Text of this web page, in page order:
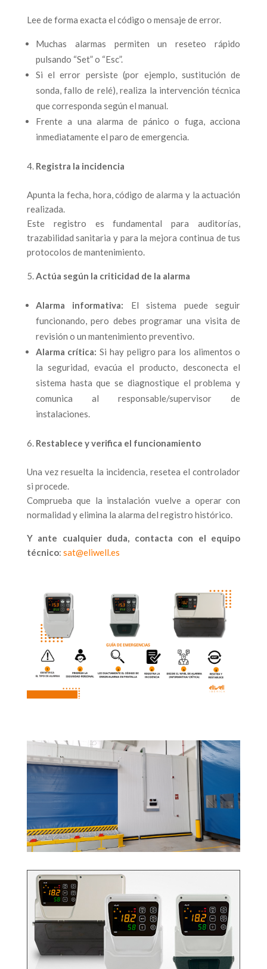
Lee de forma exacta el código o mensaje de error.
Muchas alarmas permiten un reseteo rápido
pulsando “Set” o “Esc”.
Si el error persiste (por ejemplo, sustitución de
sonda, fallo de relé), realiza la intervención técnica
que corresponda según el manual.
Frente a una alarma de pánico o fuga, acciona
inmediatamente el paro de emergencia.
Registra la incidencia
Apunta la fecha, hora, código de alarma y la actuación
realizada.
Este registro es fundamental para auditorías,
trazabilidad sanitaria y para la mejora continua de tus
protocolos de mantenimiento.
Actúa según la criticidad de la alarma
Alarma informativa: El sistema puede seguir
funcionando, pero debes programar una visita de
revisión o un mantenimiento preventivo.
Alarma crítica: Si hay peligro para los alimentos o
la seguridad, evacúa el producto, desconecta el
sistema hasta que se diagnostique el problema y
comunica al responsable/supervisor de
instalaciones.
Restablece y verifica el funcionamiento
Una vez resuelta la incidencia, resetea el controlador
si procede.
Comprueba que la instalación vuelve a operar con
normalidad y elimina la alarma del registro histórico.
Y ante cualquier duda, contacta con el equipo
técnico: sat@eliwell.es